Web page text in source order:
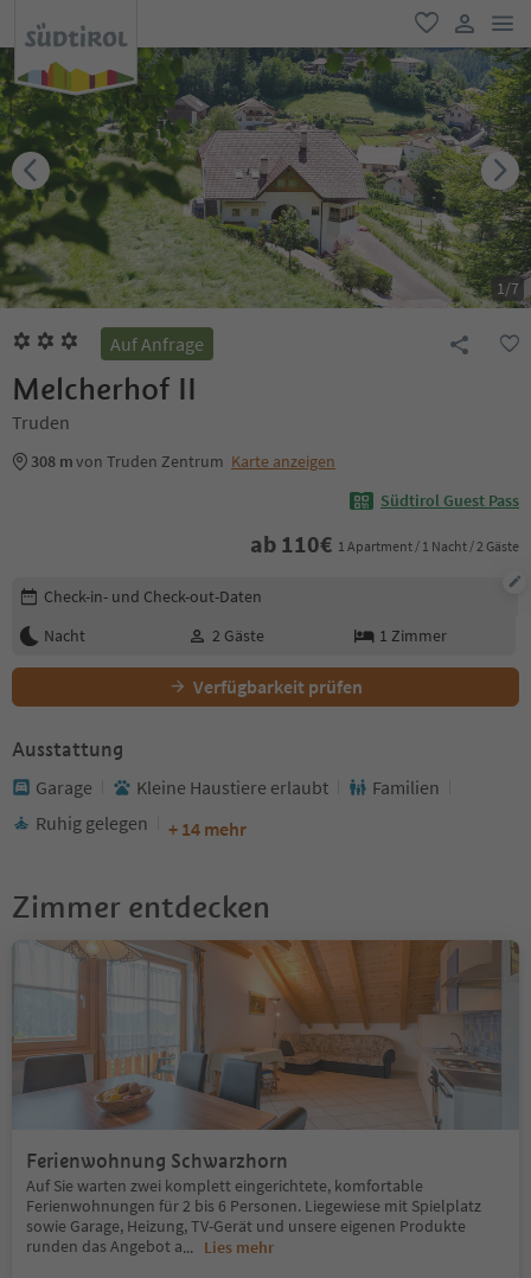
favorit
user link
1/7
Auf Anfrage
Melcherhof II
Truden
308 mvon Truden Zentrum Karte anzeigen
Südtirol Guest Pass
ab 110€ 1 Apartment / 1 Nacht / 2 Gäste
Buchungsdetails bearbeiten
Check-in- und Check-out-Daten
Nacht
2 Gäste 1 Zimmer
Verfügbarkeit prüfen
Ausstattung
Garage Kleine Haustiere erlaubt
Familien
Ruhig gelegen
+ 14 mehr
Zimmer entdecken
Ferienwohnung Schwarzhorn
Auf Sie warten zwei komplett eingerichtete, komfortable
Ferienwohnungen für 2 bis 6 Personen. Liegewiese mit Spielplatz
sowie Garage, Heizung, TV-Gerät und unsere eigenen Produkte
runden das Angebot a... Lies mehr